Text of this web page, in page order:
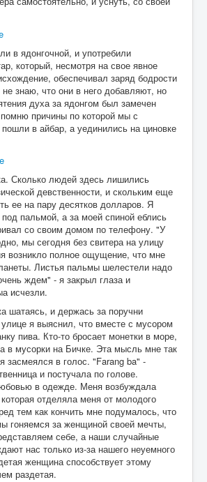
в ядонгочной, и употребили
который, несмотря на свое явное
обеспечивал заряд бодрости
знаю, что они в него добавляют, но
духа за ядонгом был замечен
причины по которой мы с
пошли в айбар, а уединились на циновке
Сколько людей здесь лишились
девственности, и скольким еще
ее на пару десятков долларов. Я
пальмой, а за моей спиной еблись
со своим домом по телефону. "У
мы сегодня без свитера на улицу
возникло полное ощущение, что мне
Листья пальмы шелестели надо
ждем" - я закрыл глаза и
исчезли.
шатаясь, и держась за поручни
я выяснил, что вместе с мусором
пива. Кто-то бросает монетки в море,
в мусорки на Бичке. Эта мысль мне так
засмеялся в голос. "Farang ba" -
и постучала по голове.
в одежде. Меня возбуждала
которая отделяла меня от молодого
тем как кончить мне подумалось, что
гоняемся за женщиной своей мечты,
себе, а наши случайные
нас только из-за нашего неуемного
женщина способствует этому
раздетая.